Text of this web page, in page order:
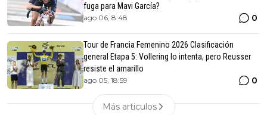
fuga para Mavi García?
ago 06, 8:48 0
Tour de Francia Femenino 2026 Clasificación
general Etapa 5: Vollering lo intenta, pero Reusser
resiste el amarillo
ago 05, 18:59 0
Más articulos